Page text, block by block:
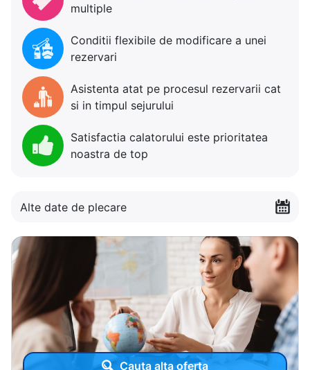
multiple
Conditii flexibile de modificare a unei
rezervari
Asistenta atat pe procesul rezervarii cat
si in timpul sejurului
Satisfactia calatorului este prioritatea
noastra de top
Alte date de plecare
Cauta alta oferta